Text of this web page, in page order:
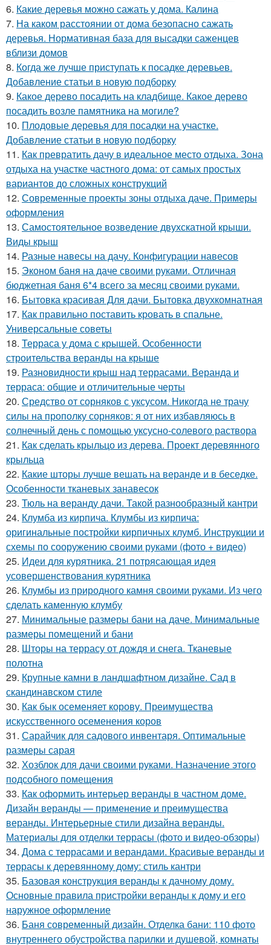
6. Какие деревья можно сажать у дома. Калина
7. На каком расстоянии от дома безопасно сажать
деревья. Нормативная база для высадки саженцев
вблизи домов
8. Когда же лучше приступать к посадке деревьев.
Добавление статьи в новую подборку
9. Какое дерево посадить на кладбище. Какое дерево
посадить возле памятника на могиле?
10. Плодовые деревья для посадки на участке.
Добавление статьи в новую подборку
11. Как превратить дачу в идеальное место отдыха. Зона
отдыха на участке частного дома: от самых простых
вариантов до сложных конструкций
12. Современные проекты зоны отдыха даче. Примеры
оформления
13. Самостоятельное возведение двухскатной крыши.
Виды крыш
14. Разные навесы на дачу. Конфигурации навесов
15. Эконом баня на даче своими руками. Отличная
бюджетная баня 6*4 всего за месяц своими руками.
16. Бытовка красивая Для дачи. Бытовка двухкомнатная
17. Как правильно поставить кровать в спальне.
Универсальные советы
18. Терраса у дома с крышей. Особенности
строительства веранды на крыше
19. Разновидности крыш над террасами. Веранда и
терраса: общие и отличительные черты
20. Средство от сорняков с уксусом. Никогда не трачу
силы на прополку сорняков: я от них избавляюсь в
солнечный день с помощью уксусно-солевого раствора
21. Как сделать крыльцо из дерева. Проект деревянного
крыльца
22. Какие шторы лучше вешать на веранде и в беседке.
Особенности тканевых занавесок
23. Тюль на веранду дачи. Такой разнообразный кантри
24. Клумба из кирпича. Клумбы из кирпича:
оригинальные постройки кирпичных клумб. Инструкции и
схемы по сооружению своими руками (фото + видео)
25. Идеи для курятника. 21 потрясающая идея
усовершенствования курятника
26. Клумбы из природного камня своими руками. Из чего
сделать каменную клумбу
27. Минимальные размеры бани на даче. Минимальные
размеры помещений и бани
28. Шторы на террасу от дождя и снега. Тканевые
полотна
29. Крупные камни в ландшафтном дизайне. Сад в
скандинавском стиле
30. Как бык осеменяет корову. Преимущества
искусственного осеменения коров
31. Сарайчик для садового инвентаря. Оптимальные
размеры сарая
32. Хозблок для дачи своими руками. Назначение этого
подсобного помещения
33. Как оформить интерьер веранды в частном доме.
Дизайн веранды — применение и преимущества
веранды. Интерьерные стили дизайна веранды.
Материалы для отделки террасы (фото и видео-обзоры)
34. Дома с террасами и верандами. Красивые веранды и
террасы к деревянному дому: стиль кантри
35. Базовая конструкция веранды к дачному дому.
Основные правила пристройки веранды к дому и его
наружное оформление
36. Баня современный дизайн. Отделка бани: 110 фото
внутреннего обустройства парилки и душевой, комнаты